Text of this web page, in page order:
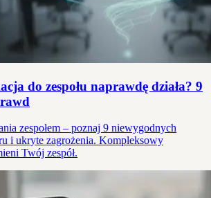
do zespołu naprawdę działa? 9
zespołem – poznaj 9 niewygodnych
i ukryte zagrożenia. Kompleksowy
Twój zespół.